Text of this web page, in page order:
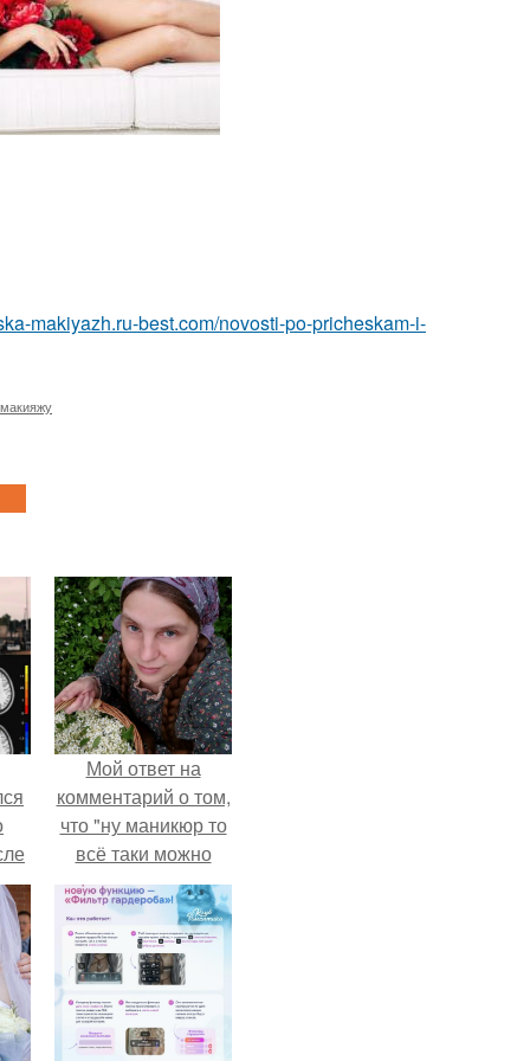
makiyazh.ru-best.com/novosti-po-pricheskam-i-
Мой ответ на
комментарий о том,
что "ну маникюр то
всё таки можно
было бы сделать.